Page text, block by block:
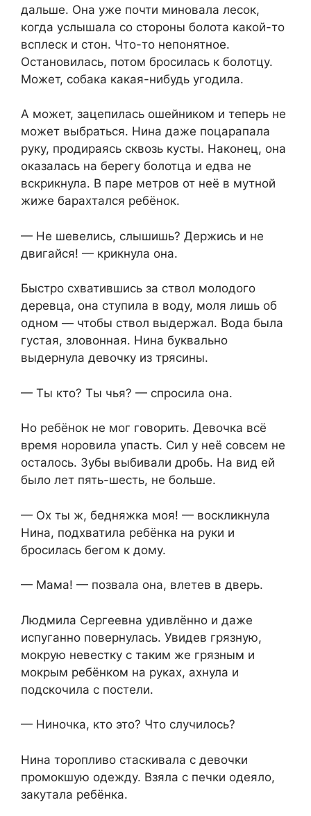
дальше. Она уже почти миновала лесок,
когда услышала со стороны болота какой-то
всплеск и стон. Что-то непонятное.
Остановилась, потом бросилась к болотцу.
Может, собака какая-нибудь угодила.
А может, зацепилась ошейником и теперь не
может выбраться. Нина даже поцарапала
руку, продираясь сквозь кусты. Наконец, она
оказалась на берегу болотца и едва не
вскрикнула. В паре метров от неё в мутной
жиже барахтался ребёнок.
— Не шевелись, слышишь? Держись и не
двигайся! — крикнула она.
Быстро схватившись за ствол молодого
деревца, она ступила в воду, моля лишь об
одном — чтобы ствол выдержал. Вода была
густая, зловонная. Нина буквально
выдернула девочку из трясины.
— Ты кто? Ты чья? — спросила она.
Но ребёнок не мог говорить. Девочка всё
время норовила упасть. Сил у неё совсем не
осталось. Зубы выбивали дробь. На вид ей
было лет пять-шесть, не больше.
— Ох ты ж, бедняжка моя! — воскликнула
Нина, подхватила ребёнка на руки и
бросилась бегом к дому.
— Мама! — позвала она, влетев в дверь.
Людмила Сергеевна удивлённо и даже
испуганно повернулась. Увидев грязную,
мокрую невестку с таким же грязным и
мокрым ребёнком на руках, ахнула и
подскочила с постели.
— Ниночка, кто это? Что случилось?
Нина торопливо стаскивала с девочки
промокшую одежду. Взяла с печки одеяло,
закутала ребёнка.